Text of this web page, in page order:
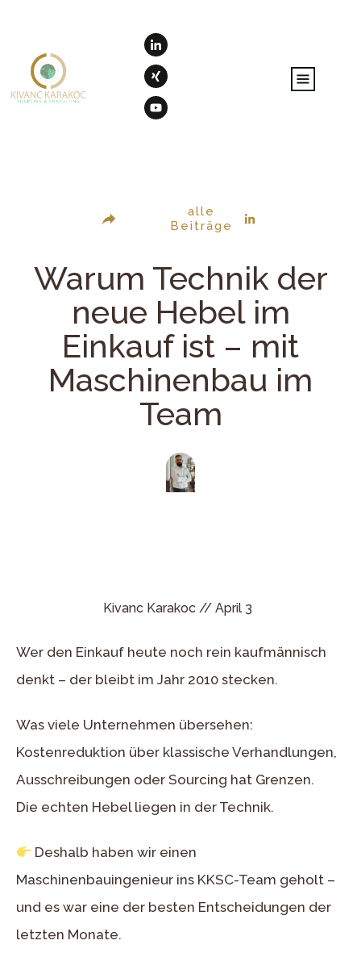
alle
Beiträge
Warum Technik der
neue Hebel im
Einkauf ist – mit
Maschinenbau im
Team
Kivanc Karakoc // April 3
Wer den Einkauf heute noch rein kaufmännisch
denkt – der bleibt im Jahr 2010 stecken.
Was viele Unternehmen übersehen:
Kostenreduktion über klassische Verhandlungen,
Ausschreibungen oder Sourcing hat Grenzen.
Die echten Hebel liegen in der Technik.
Deshalb haben wir einen
Maschinenbauingenieur ins KKSC-Team geholt –
und es war eine der besten Entscheidungen der
letzten Monate.